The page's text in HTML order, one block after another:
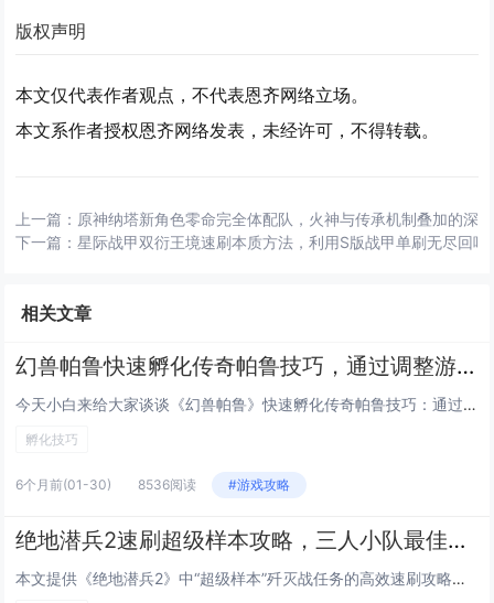
版权声明
本文仅代表作者观点，不代表恩齐网络立场。
本文系作者授权恩齐网络发表，未经许可，不得转载。
上一篇： 原神纳塔新角色零命完全体配队，火神与传承机制叠加的深
下一篇：星际战甲双衍王境速刷本质方法，利用S版战甲单刷无尽回
相关文章
幻兽帕鲁快速孵化传奇帕鲁技巧，通过调整游戏内时间与特定食物组合可大幅缩短孵化等待
今天小白来给大家谈谈《幻兽帕鲁》快速孵化传奇帕鲁技巧：通过调整游戏内时间与特定食物组合可大幅缩短孵化等待。，以及对应的知...
孵化技巧
6个月前(01-30) 8536阅读 #游戏攻略
绝地潜兵2速刷超级样本攻略，三人小队最佳路线推荐，高效通关高难度歼灭战任务
本文提供《绝地潜兵2》中“超级样本”歼灭战任务的高效速刷攻略，聚焦三人小队协同作战，推荐最优路线：开局直取西北主样本点，...